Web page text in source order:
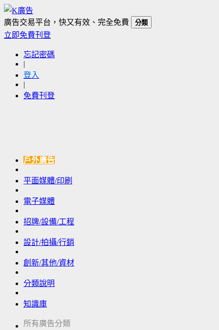
廣告交易平台，快又有效、完全免費 分類
立即免費刊登
忘記密碼
|
登入
|
免費刊登
戶外廣告
平面媒體/印刷
電子媒體
招牌/設備/工程
設計/拍攝/行銷
創新/其他/資材
分類說明
知識庫
所有廣告分類